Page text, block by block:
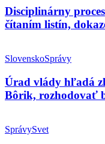
Disciplinárny
čítaním listín,
SlovenskoSprávy
Úrad vlády hľadá
Bôrik, rozhodovať
SprávySvet